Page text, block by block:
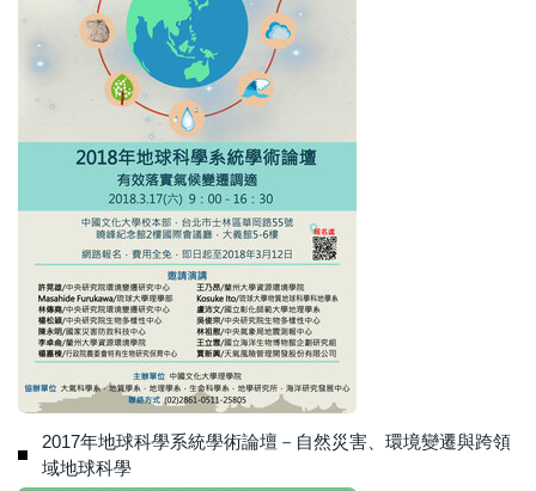
2017年地球科學系統學術論壇－自然災害、環境變遷與跨領
域地球科學